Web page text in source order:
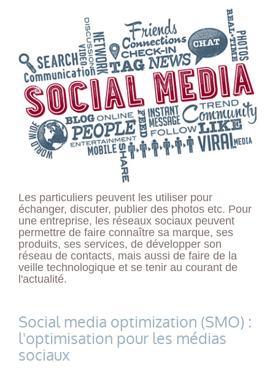
Les particuliers peuvent les utiliser pour
échanger, discuter, publier des photos etc. Pour
une entreprise, les réseaux sociaux peuvent
permettre de faire connaître sa marque, ses
produits, ses services, de développer son
réseau de contacts, mais aussi de faire de la
veille technologique et se tenir au courant de
l'actualité.
Social media optimization (SMO) :
l'optimisation pour les médias
sociaux